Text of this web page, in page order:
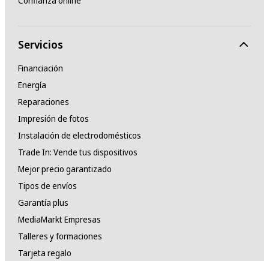
Servicios
Financiación
Energía
Reparaciones
Impresión de fotos
Instalación de electrodomésticos
Trade In: Vende tus dispositivos
Mejor precio garantizado
Tipos de envíos
Garantía plus
MediaMarkt Empresas
Talleres y formaciones
Tarjeta regalo